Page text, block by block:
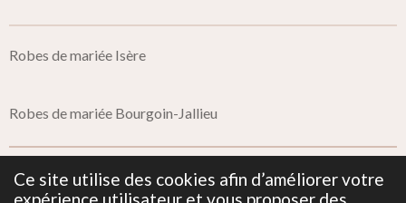
Ce site utilise des cookies afin d’améliorer votre
expérience utilisateur et vous proposer des
Robes de mariée Isère
Robes de mariée Bourgoin-Jallieu
Mentions Légales